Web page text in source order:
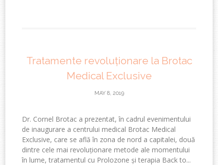
Tratamente revoluționare la Brotac
Medical Exclusive
MAY 8, 2019
Dr. Cornel Brotac a prezentat, în cadrul evenimentului
de inaugurare a centrului medical Brotac Medical
Exclusive, care se află în zona de nord a capitalei, două
dintre cele mai revoluționare metode ale momentului
în lume, tratamentul cu Prolozone și terapia Back to...